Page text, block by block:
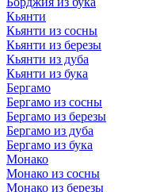
Кьянти
Кьянти из сосны
Кьянти из березы
Кьянти из дуба
Кьянти из бука
Бергамо
Бергамо из сосны
Бергамо из березы
Бергамо из дуба
Бергамо из бука
Монако
Монако из сосны
Монако из березы